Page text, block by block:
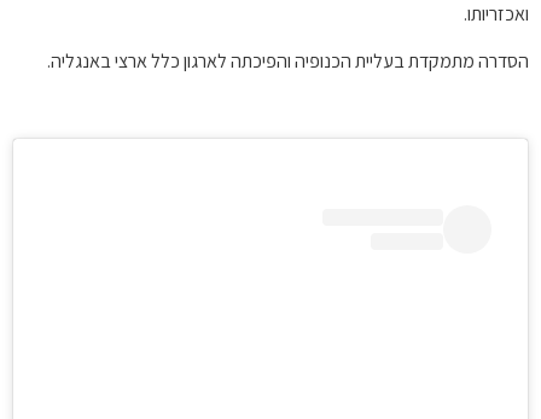
ואכזריותו.
הסדרה מתמקדת בעליית הכנופיה והפיכתה לארגון כלל ארצי באנגליה.